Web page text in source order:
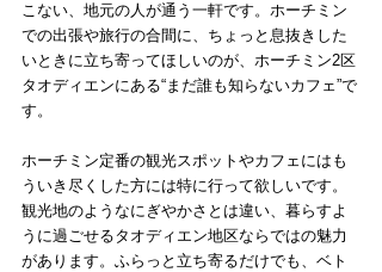
こない、地元の人が通う一軒です。ホーチミン
での出張や旅行の合間に、ちょっと息抜きした
いときに立ち寄ってほしいのが、ホーチミン2区
タオディエンにある“まだ誰も知らないカフェ”で
す。
ホーチミン定番の観光スポットやカフェにはも
ういき尽くした方には特に行って欲しいです。
観光地のようなにぎやかさとは違い、暮らすよ
うに過ごせるタオディエン地区ならではの魅力
があります。ふらっと立ち寄るだけでも、ベト